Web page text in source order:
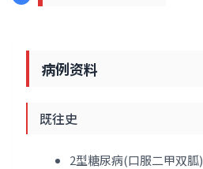
病例资料
既往史
2型糖尿病(口服二甲双胍)